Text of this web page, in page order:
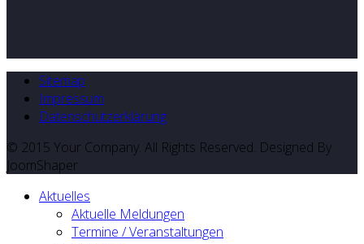
Sitemap
Impressum
Datenschutzerklärung
© 2015 Your Company. All Rights Reserved. Designed By
JoomShaper
Aktuelles
Aktuelle Meldungen
Termine / Veranstaltungen